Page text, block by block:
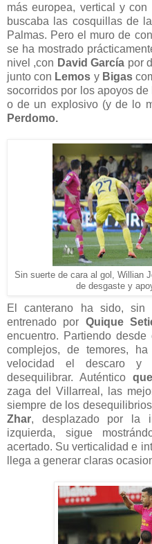
más europea, vertical y
buscaba las cosquillas de
Palmas. Pero el muro de
se ha mostrado
nivel ,con David García por
junto con Lemos yBigas
socorridos por los apoyos de
o de un explosivo (y de lo
Perdomo.
Sin suerte de cara al gol, Willian
de desgaste y
El canterano ha sido,
entrenado por Quique
encuentro. Partiendo
complejos, de temores,
velocidad el descaro y
desequilibrar. Auténtico
zaga del Villarreal, las
siempre de los
Zhar, desplazado por la
izquierda, sigue
acertado. Su verticalidad e
llega a generar claras